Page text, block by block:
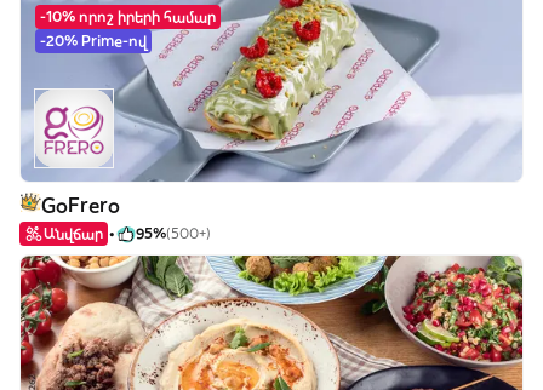
-10% որոշ իրերի համար
-20% Prime-ով
GoFrero
Անվճար 95%(500+)